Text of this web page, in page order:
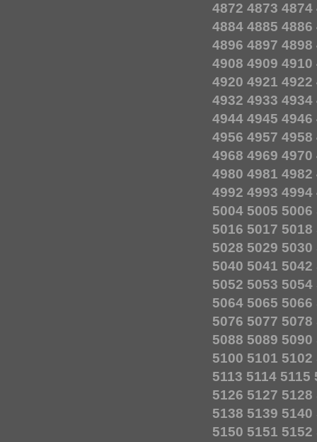
4872 4873 4874
4884 4885 4886
4896 4897 4898
4908 4909 4910
4920 4921 4922
4932 4933 4934
4944 4945 4946
4956 4957 4958
4968 4969 4970
4980 4981 4982
4992 4993 4994
5004 5005 5006
5016 5017 5018
5028 5029 5030
5040 5041 5042
5052 5053 5054
5064 5065 5066
5076 5077 5078
5088 5089 5090
5100 5101 5102
5113 5114 5115
5126 5127 5128
5138 5139 5140
5150 5151 5152